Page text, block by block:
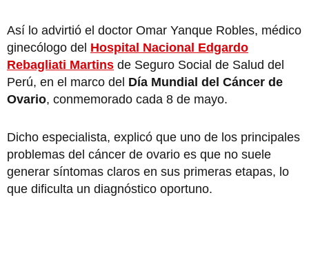
Así lo advirtió el doctor Omar Yanque Robles, médico
ginecólogo del Hospital Nacional Edgardo
Rebagliati Martins de Seguro Social de Salud del
Perú, en el marco del Día Mundial del Cáncer de
Ovario, conmemorado cada 8 de mayo.
Dicho especialista, explicó que uno de los principales
problemas del cáncer de ovario es que no suele
generar síntomas claros en sus primeras etapas, lo
que dificulta un diagnóstico oportuno.